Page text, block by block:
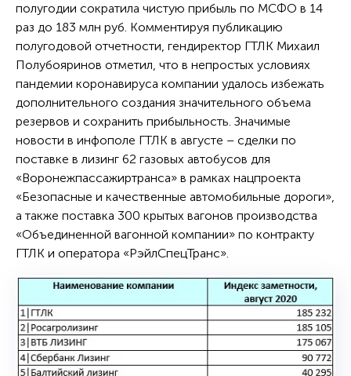
полугодии сократила чистую прибыль по МСФО в 14
раз до 183 млн руб. Комментируя публикацию
полугодовой отчетности, гендиректор ГТЛК Михаил
Полубояринов отметил, что в непростых условиях
пандемии коронавируса компании удалось избежать
дополнительного создания значительного объема
резервов и сохранить прибыльность. Значимые
новости в инфополе ГТЛК в августе – сделки по
поставке в лизинг 62 газовых автобусов для
«Воронежпассажиртранса» в рамках нацпроекта
«Безопасные и качественные автомобильные дороги»,
а также поставка 300 крытых вагонов производства
«Объединенной вагонной компании» по контракту
ГТЛК и оператора «РэйлСпецТранс».